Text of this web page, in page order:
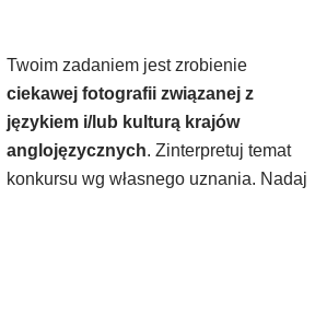
Twoim zadaniem jest zrobienie
ciekawej fotografii związanej z
językiem i/lub kulturą krajów
anglojęzycznych. Zinterpretuj temat
konkursu wg własnego uznania. Nadaj